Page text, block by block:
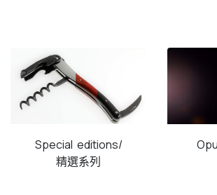
Special editions/
精選系列